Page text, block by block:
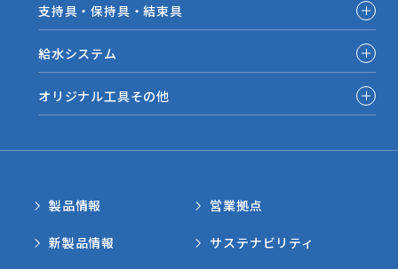
支持具・保持具・結束具
給水システム
オリジナル工具その他
製品情報
新製品情報
営業拠点
サステナビリティ